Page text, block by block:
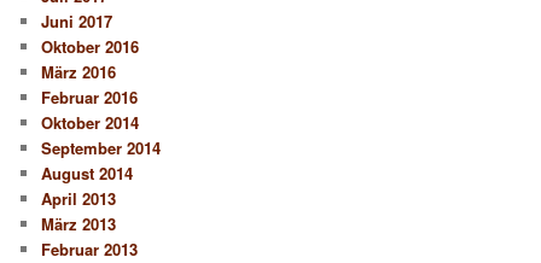
Juni 2017
Oktober 2016
März 2016
Februar 2016
Oktober 2014
September 2014
August 2014
April 2013
März 2013
Februar 2013